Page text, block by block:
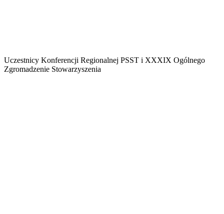
Uczestnicy Konferencji Regionalnej PSST i XXXIX Ogólnego
Zgromadzenie Stowarzyszenia